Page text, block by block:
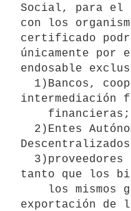
Social, para el
con los
certificado
únicamente
endosable
intermediación
tanto que los
exportación de